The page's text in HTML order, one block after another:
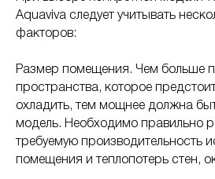
Aquaviva следует учитывать
факторов:
Размер помещения. Чем больше
пространства, которое
охладить, тем мощнее должна
модель. Необходимо правильно
требуемую производительность
помещения и теплопотерь стен,